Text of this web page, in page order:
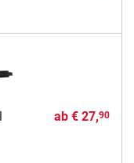
ab € 27,90